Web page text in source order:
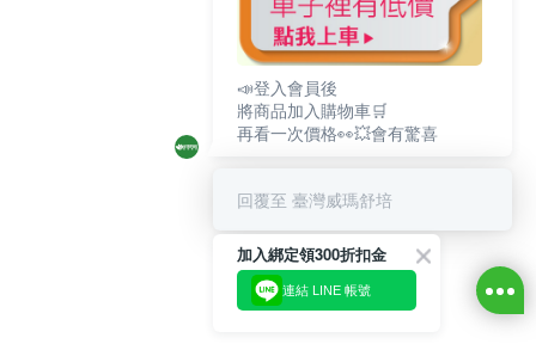
📣登入會員後
將商品加入購物車🛒
再看一次價格👀💥會有驚喜
回覆至 臺灣威瑪舒培
加入綁定領300折扣金
連結 LINE 帳號